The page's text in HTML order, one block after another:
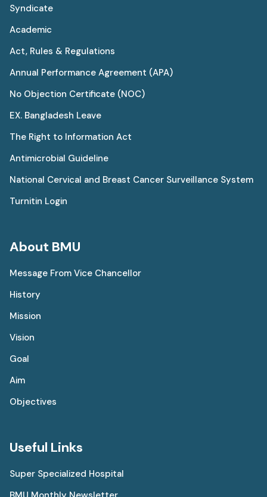
Syndicate
Academic
Act, Rules & Regulations
Annual Performance Agreement (APA)
No Objection Certificate (NOC)
EX. Bangladesh Leave
The Right to Information Act
Antimicrobial Guideline
National Cervical and Breast Cancer Surveillance System
Turnitin Login
About BMU
Message From Vice Chancellor
History
Mission
Vision
Goal
Aim
Objectives
Useful Links
Super Specialized Hospital